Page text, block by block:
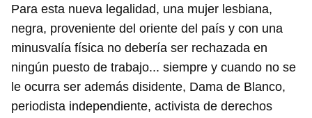
Para esta nueva legalidad, una mujer lesbiana,
negra, proveniente del oriente del país y con una
minusvalía física no debería ser rechazada en
ningún puesto de trabajo... siempre y cuando no se
le ocurra ser además disidente, Dama de Blanco,
periodista independiente, activista de derechos